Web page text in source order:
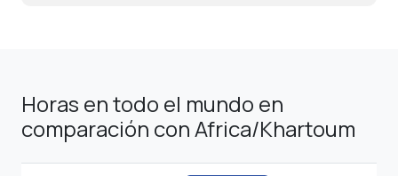
Horas en todo el mundo en
comparación con Africa/Khartoum